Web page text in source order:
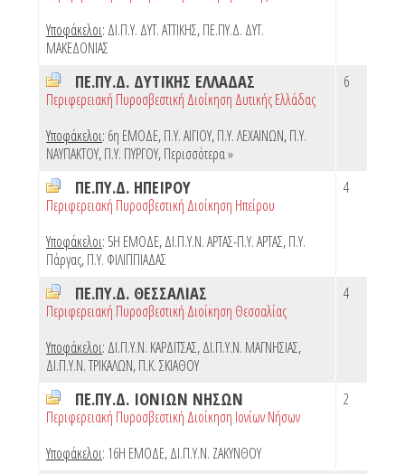
Υποφάκελοι: ΔΙ.Π.Υ. ΔΥΤ. ΑΤΤΙΚΗΣ,ΠΕ.ΠΥ.Δ. ΔΥΤ.
ΜΑΚΕΔΟΝΙΑΣ
ΠΕ.ΠΥ.Δ. ΔΥΤΙΚΗΣ ΕΛΛΑΔΑΣ
Περιφερειακή Πυροσβεστική Διοίκηση Δυτικής Ελλάδας
Υποφάκελοι: 6η ΕΜΟΔΕ,Π.Υ. ΑΙΓΙΟΥ,Π.Υ. ΛΕΧΑΙΝΩΝ,Π.Υ.
ΝΑΥΠΑΚΤΟΥ,Π.Υ. ΠΥΡΓΟΥ,Περισσότερα »
6
ΠΕ.ΠΥ.Δ. ΗΠΕΙΡΟΥ
Περιφερειακή Πυροσβεστική Διοίκηση Ηπείρου
Υποφάκελοι: 5Η ΕΜΟΔΕ,ΔΙ.Π.Υ.Ν. ΑΡΤΑΣ-Π.Υ. ΑΡΤΑΣ,Π.Υ.
Πάργας,Π.Υ. ΦΙΛΙΠΠΙΑΔΑΣ
4
ΠΕ.ΠΥ.Δ. ΘΕΣΣΑΛΙΑΣ
Περιφερειακή Πυροσβεστική Διοίκηση Θεσσαλίας
Υποφάκελοι: ΔΙ.Π.Υ.Ν. ΚΑΡΔΙΤΣΑΣ,ΔΙ.Π.Υ.Ν. ΜΑΓΝΗΣΙΑΣ,
ΔΙ.Π.Υ.Ν. ΤΡΙΚΑΛΩΝ,Π.Κ. ΣΚΙΑΘΟΥ
4
ΠΕ.ΠΥ.Δ. ΙΟΝΙΩΝ ΝΗΣΩΝ
Περιφερειακή Πυροσβεστική Διοίκηση Ιονίων Νήσων
Υποφάκελοι: 16Η ΕΜΟΔΕ,ΔΙ.Π.Υ.Ν. ΖΑΚΥΝΘΟΥ
2